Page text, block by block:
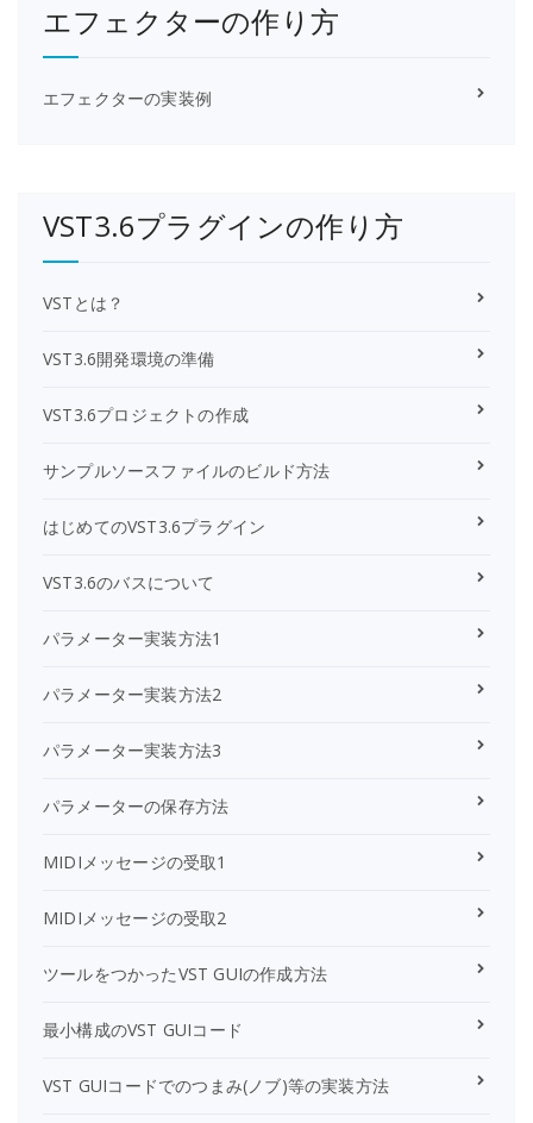
エフェクターの作り方
エフェクターの実装例
VST3.6プラグインの作り方
VSTとは？
VST3.6開発環境の準備
VST3.6プロジェクトの作成
サンプルソースファイルのビルド方法
はじめてのVST3.6プラグイン
VST3.6のバスについて
パラメーター実装方法1
パラメーター実装方法2
パラメーター実装方法3
パラメーターの保存方法
MIDIメッセージの受取1
MIDIメッセージの受取2
ツールをつかったVST GUIの作成方法
最小構成のVST GUIコード
VST GUIコードでのつまみ(ノブ)等の実装方法